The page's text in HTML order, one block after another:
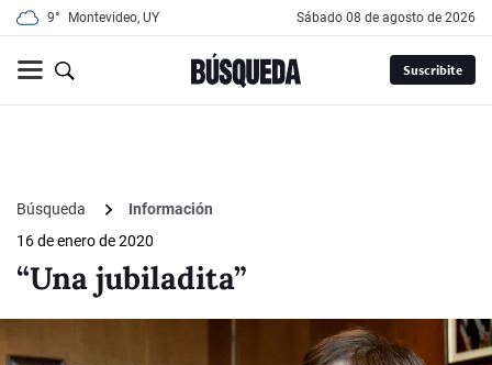
9° Montevideo, UY sábado 08 de agosto de 2026
Suscribite
Búsqueda
Información
16 de enero de 2020
“Una jubiladita”